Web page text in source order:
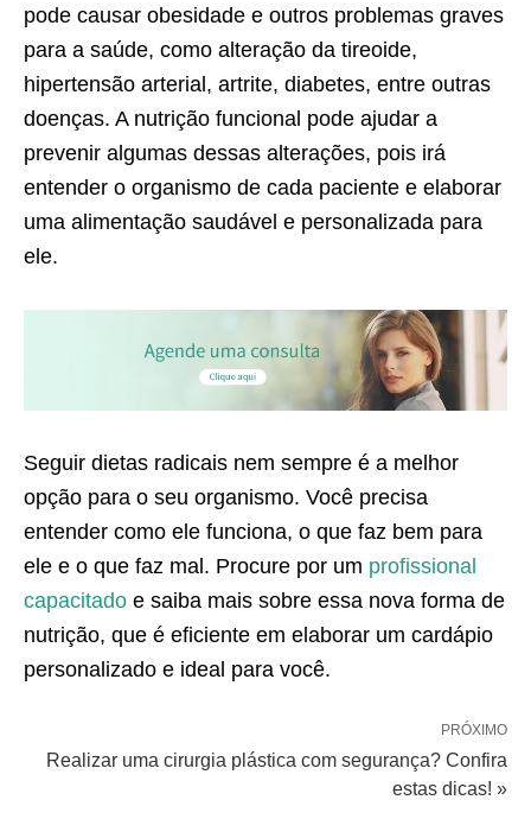
pode causar obesidade e outros problemas graves
para a saúde, como alteração da tireoide,
hipertensão arterial, artrite, diabetes, entre outras
doenças. A nutrição funcional pode ajudar a
prevenir algumas dessas alterações, pois irá
entender o organismo de cada paciente e elaborar
uma alimentação saudável e personalizada para
ele.
Seguir dietas radicais nem sempre é a melhor
opção para o seu organismo. Você precisa
entender como ele funciona, o que faz bem para
ele e o que faz mal. Procure por um profissional
capacitado e saiba mais sobre essa nova forma de
nutrição, que é eficiente em elaborar um cardápio
personalizado e ideal para você.
PRÓXIMO
Realizar uma cirurgia plástica com segurança? Confira
estas dicas! »